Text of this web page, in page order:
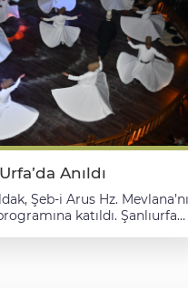
Anıldı
Şeb-i Arus Hz.
katıldı. Şanlıurfa